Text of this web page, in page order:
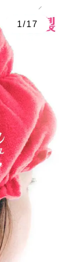
1/17